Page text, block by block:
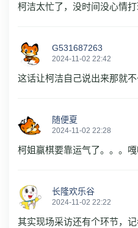
柯洁太忙了，没时间没心情
G531687263
2024-11-02 22:42
这话让柯洁自己说出来那就
随便夏
2024-11-02 22:28
柯姐赢棋要靠运气了。。。
长隆欢乐谷
2024-11-02 22:22
其实现场采访还有个环节，